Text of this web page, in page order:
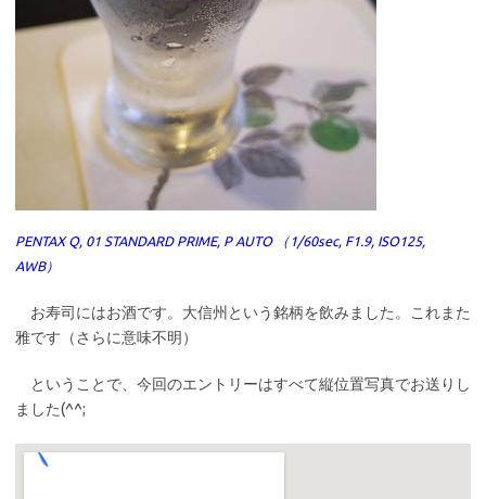
PENTAX Q, 01 STANDARD PRIME, P AUTO （1/60sec, F1.9, ISO125,
AWB）
お寿司にはお酒です。大信州という銘柄を飲みました。これまた
雅です（さらに意味不明）
ということで、今回のエントリーはすべて縦位置写真でお送りし
ました(^^;